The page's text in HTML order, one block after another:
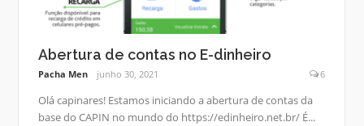
Abertura de contas no E-dinheiro
Pacha Men junho 30, 2021 6
Olá capinares! Estamos iniciando a abertura de contas da
base do CAPIN no mundo do https://edinheiro.net.br/ É...